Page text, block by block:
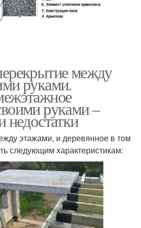
между
руками.
руками –
недостатки
этажами, и деревянное в том
следующим характеристикам: